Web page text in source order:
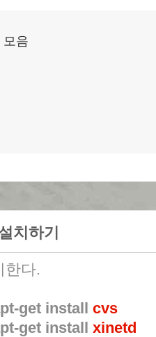
모음
치하기
한다.
get install cvs
get install xinetd